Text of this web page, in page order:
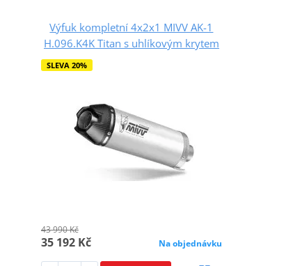
Výfuk kompletní 4x2x1 MIVV AK-1
H.096.K4K Titan s uhlíkovým krytem
SLEVA 20%
43 990 Kč
35 192 Kč Na objednávku